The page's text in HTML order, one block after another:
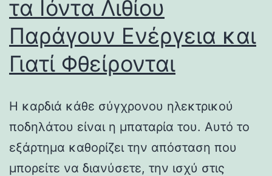
τα Ιόντα Λιθίου
Παράγουν Ενέργεια και
Γιατί Φθείρονται
Η καρδιά κάθε σύγχρονου ηλεκτρικού
ποδηλάτου είναι η μπαταρία του. Αυτό το
εξάρτημα καθορίζει την απόσταση που
μπορείτε να διανύσετε, την ισχύ στις